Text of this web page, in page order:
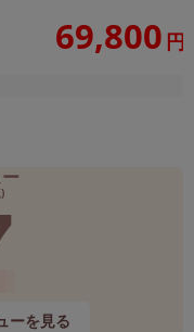
69,800 円
ーを見る